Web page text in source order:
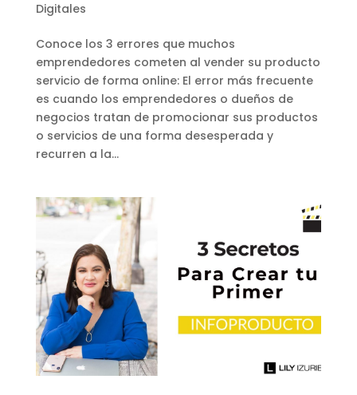
Digitales
Conoce los 3 errores que muchos
emprendedores cometen al vender su producto
servicio de forma online: El error más frecuente
es cuando los emprendedores o dueños de
negocios tratan de promocionar sus productos
o servicios de una forma desesperada y
recurren a la...